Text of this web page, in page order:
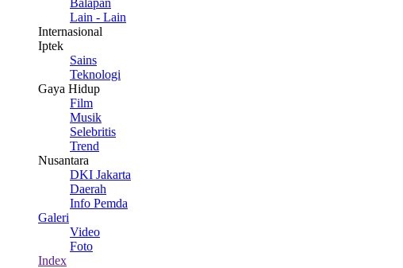
Balapan
Lain - Lain
Internasional
Iptek
Sains
Teknologi
Gaya Hidup
Film
Musik
Selebritis
Trend
Nusantara
DKI Jakarta
Daerah
Info Pemda
Galeri
Video
Foto
Index